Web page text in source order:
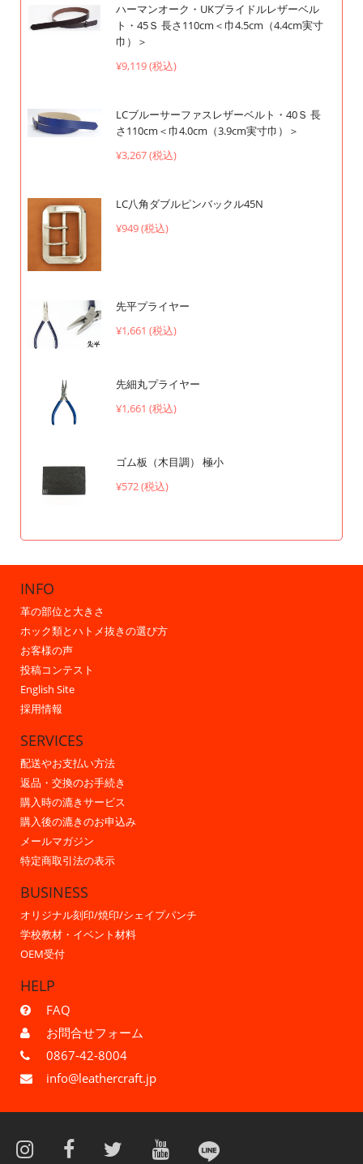
ハーマンオーク・UKブライドルレザーベル
ト・45Ｓ 長さ110cm＜巾4.5cm（4.4cm実寸
巾）＞
¥9,119 (税込)
LCブルーサーファスレザーベルト・40Ｓ 長
さ110cm＜巾4.0cm（3.9cm実寸巾）＞
¥3,267 (税込)
LC八角ダブルピンバックル45N
¥949 (税込)
先平プライヤー
¥1,661 (税込)
先細丸プライヤー
¥1,661 (税込)
ゴム板（木目調） 極小
¥572 (税込)
INFO
革の部位と大きさ
ホック類とハトメ抜きの選び方
お客様の声
投稿コンテスト
English Site
採用情報
SERVICES
配送やお支払い方法
返品・交換のお手続き
購入時の漉きサービス
購入後の漉きのお申込み
メールマガジン
特定商取引法の表示
BUSINESS
オリジナル刻印/焼印/シェイプパンチ
学校教材・イベント材料
OEM受付
HELP
FAQ
お問合せフォーム
0867-42-8004
info@leathercraft.jp